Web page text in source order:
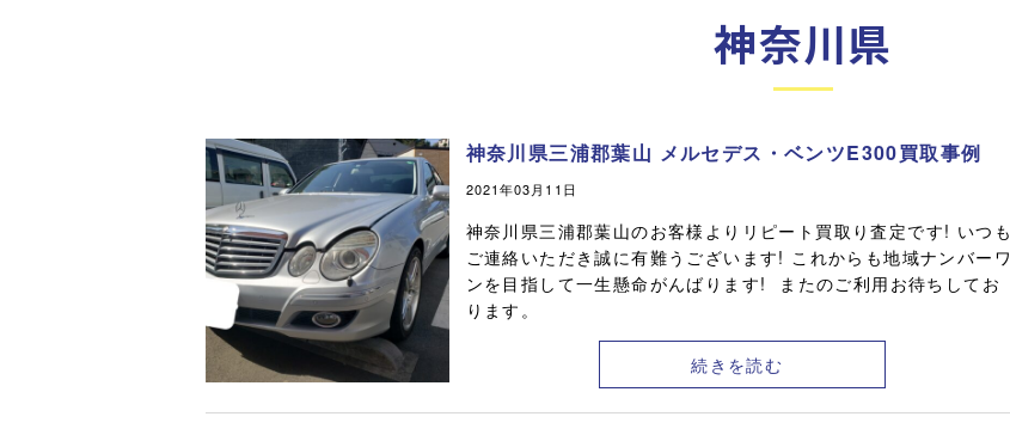
神奈川県
神奈川県三浦郡葉山 メルセデス・ベンツE300買取事例
2021年03月11日
神奈川県三浦郡葉山のお客様よりリピート買取り査定です! いつも
ご連絡いただき誠に有難うございます! これからも地域ナンバーワ
ンを目指して一生懸命がんばります! またのご利用お待ちしてお
ります。
続きを読む